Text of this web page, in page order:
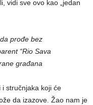
vidi sve ovo kao „jedan
prođe bez
“Rio Sava
građana
i stručnjaka koji će
da izazove. Žao nam je